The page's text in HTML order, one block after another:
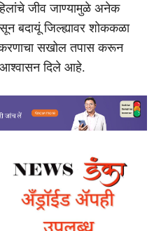
जीव जाण्यामुळे अनेक
बदायूं जिल्ह्यावर शोककळा
सखोल तपास करून
आश्वासन दिले आहे.